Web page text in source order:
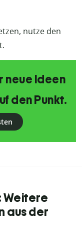
nutze den
neue Ideen
den Punkt.
Weitere
aus der